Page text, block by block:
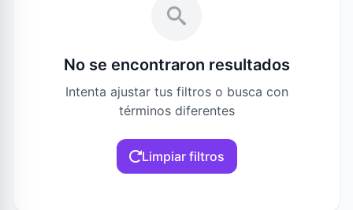
No se encontraron resultados
Intenta ajustar tus filtros o busca con
términos diferentes
Limpiar filtros